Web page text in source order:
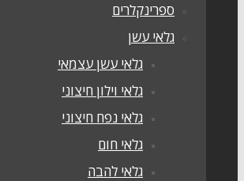
ספרינקלרים
גלאי עשן
גלאי עשן עצמאי
גלאי וילון חיצוני
גלאי נפח חיצוני
גלאי חום
גלאי להבה